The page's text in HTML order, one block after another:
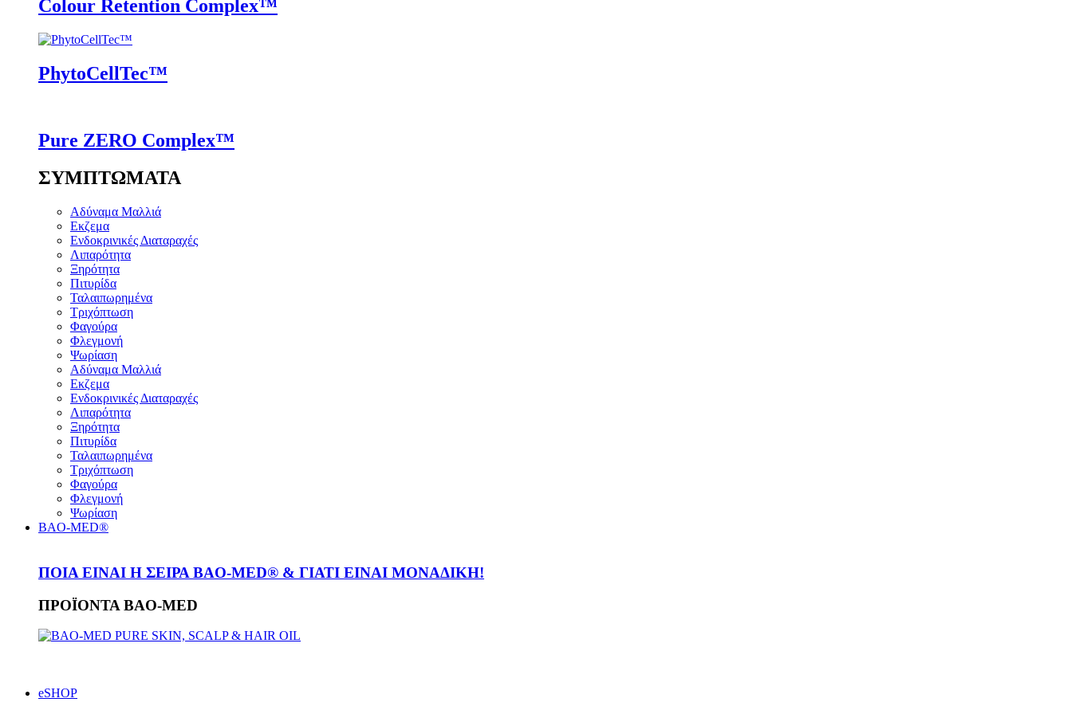
Colour Retention Complex™
PhytoCellTec™
Pure ZERO Complex™
ΣΥΜΠΤΩΜΑΤΑ
Αδύναμα Μαλλιά
Εκζεμα
Ενδοκρινικές Διαταραχές
Λιπαρότητα
Ξηρότητα
Πιτυρίδα
Ταλαιπωρημένα
Τριχόπτωση
Φαγούρα
Φλεγμονή
Ψωρίαση
Αδύναμα Μαλλιά
Εκζεμα
Ενδοκρινικές Διαταραχές
Λιπαρότητα
Ξηρότητα
Πιτυρίδα
Ταλαιπωρημένα
Τριχόπτωση
Φαγούρα
Φλεγμονή
Ψωρίαση
BAO-MED®
ΠΟΙΑ ΕΙΝΑΙ Η ΣΕΙΡΑ BAO-MED® & ΓΙΑΤΙ ΕΙΝΑΙ ΜΟΝΑΔΙΚΗ!
ΠΡΟΪΟΝΤΑ BAO-MED
eSHOP